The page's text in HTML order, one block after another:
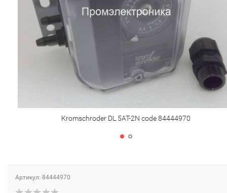
Kromschroder DL 5AT-2N code 84444970
Артикул: 84444970